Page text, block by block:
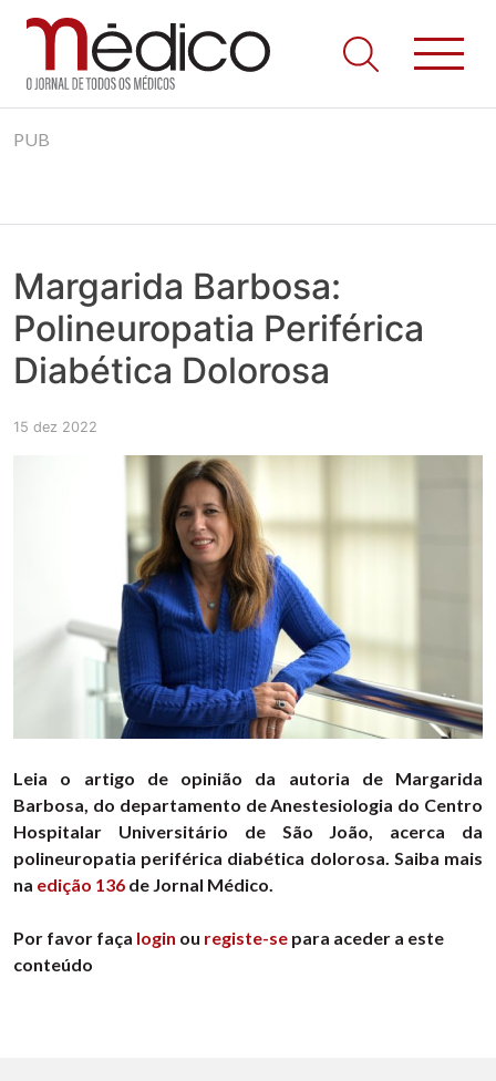
to
Jornal Médico
Médico – O Jornal de Todos os Médicos. Onde as notícias
realmente contam! Tudo o que se passa na Saúde!
PUB
Margarida Barbosa:
Polineuropatia Periférica
Diabética Dolorosa
15 dez 2022
Leia o artigo de opinião da autoria de Margarida
Barbosa, do departamento de Anestesiologia do Centro
Hospitalar Universitário de São João, acerca da
polineuropatia periférica diabética dolorosa. Saiba mais
na edição 136 de Jornal Médico.
Por favor faça login ou registe-se para aceder a este
conteúdo